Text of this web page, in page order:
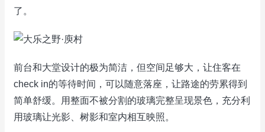
了。
前台和大堂设计的极为简洁，但空间足够大，让住客在
check in的等待时间，可以随意落座，让路途的劳累得到
简单舒缓。用整面不被分割的玻璃完整呈现景色，充分利
用玻璃让光影、树影和室内相互映照。